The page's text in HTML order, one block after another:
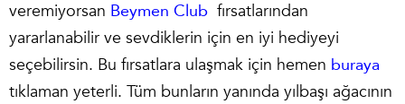
veremiyorsan Beymen Club fırsatlarından
yararlanabilir ve sevdiklerin için en iyi hediyeyi
seçebilirsin. Bu fırsatlara ulaşmak için hemen buraya
tıklaman yeterli. Tüm bunların yanında yılbaşı ağacının